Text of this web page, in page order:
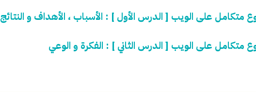
متكامل على الويب [ الدرس الأول ] : الأسباب ، الأهداف و النتائج
متكامل على الويب [ الدرس الثاني ] : الفكرة و الوعي